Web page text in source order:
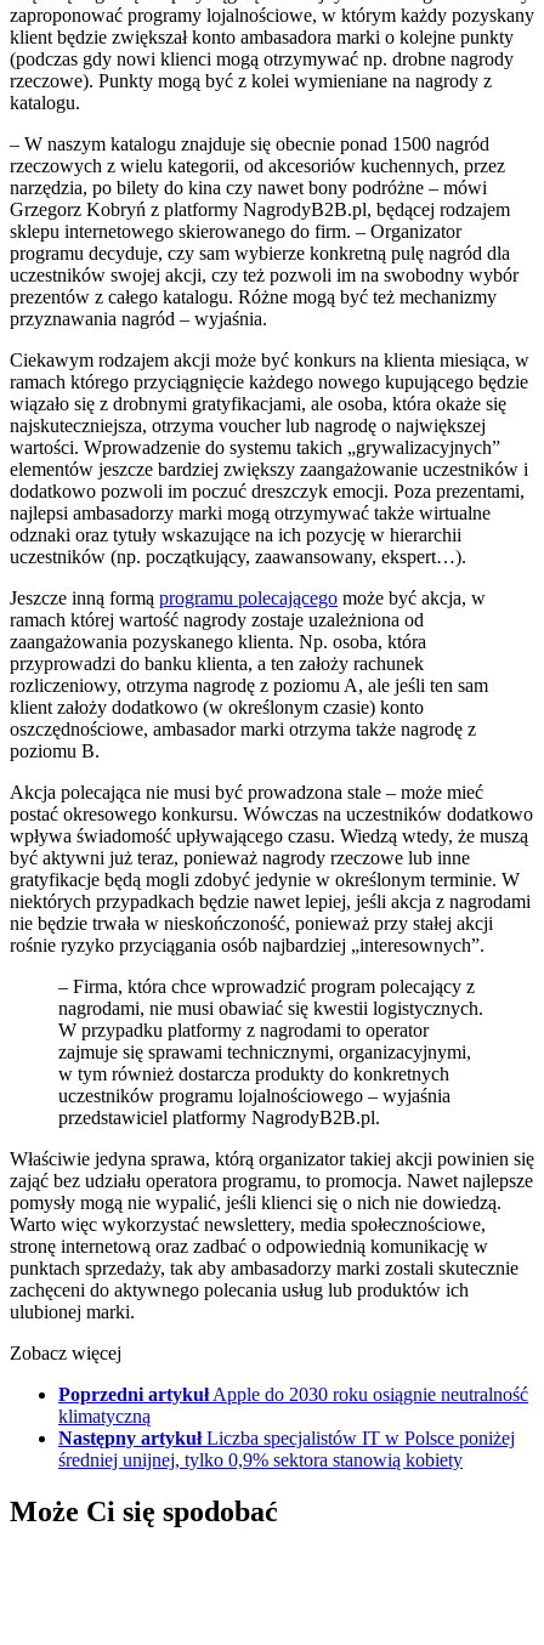
zaproponować programy lojalnościowe, w którym każdy pozyskany
klient będzie zwiększał konto ambasadora marki o kolejne punkty
(podczas gdy nowi klienci mogą otrzymywać np. drobne nagrody
rzeczowe). Punkty mogą być z kolei wymieniane na nagrody z
katalogu.
– W naszym katalogu znajduje się obecnie ponad 1500 nagród
rzeczowych z wielu kategorii, od akcesoriów kuchennych, przez
narzędzia, po bilety do kina czy nawet bony podróżne – mówi
Grzegorz Kobryń z platformy NagrodyB2B.pl, będącej rodzajem
sklepu internetowego skierowanego do firm. – Organizator
programu decyduje, czy sam wybierze konkretną pulę nagród dla
uczestników swojej akcji, czy też pozwoli im na swobodny wybór
prezentów z całego katalogu. Różne mogą być też mechanizmy
przyznawania nagród – wyjaśnia.
Ciekawym rodzajem akcji może być konkurs na klienta miesiąca, w
ramach którego przyciągnięcie każdego nowego kupującego będzie
wiązało się z drobnymi gratyfikacjami, ale osoba, która okaże się
najskuteczniejsza, otrzyma voucher lub nagrodę o największej
wartości. Wprowadzenie do systemu takich „grywalizacyjnych”
elementów jeszcze bardziej zwiększy zaangażowanie uczestników i
dodatkowo pozwoli im poczuć dreszczyk emocji. Poza prezentami,
najlepsi ambasadorzy marki mogą otrzymywać także wirtualne
odznaki oraz tytuły wskazujące na ich pozycję w hierarchii
uczestników (np. początkujący, zaawansowany, ekspert…).
Jeszcze inną formą programu polecającego może być akcja, w
ramach której wartość nagrody zostaje uzależniona od
zaangażowania pozyskanego klienta. Np. osoba, która
przyprowadzi do banku klienta, a ten założy rachunek
rozliczeniowy, otrzyma nagrodę z poziomu A, ale jeśli ten sam
klient założy dodatkowo (w określonym czasie) konto
oszczędnościowe, ambasador marki otrzyma także nagrodę z
poziomu B.
Akcja polecająca nie musi być prowadzona stale – może mieć
postać okresowego konkursu. Wówczas na uczestników dodatkowo
wpływa świadomość upływającego czasu. Wiedzą wtedy, że muszą
być aktywni już teraz, ponieważ nagrody rzeczowe lub inne
gratyfikacje będą mogli zdobyć jedynie w określonym terminie. W
niektórych przypadkach będzie nawet lepiej, jeśli akcja z nagrodami
nie będzie trwała w nieskończoność, ponieważ przy stałej akcji
rośnie ryzyko przyciągania osób najbardziej „interesownych”.
– Firma, która chce wprowadzić program polecający z
nagrodami, nie musi obawiać się kwestii logistycznych.
W przypadku platformy z nagrodami to operator
zajmuje się sprawami technicznymi, organizacyjnymi,
w tym również dostarcza produkty do konkretnych
uczestników programu lojalnościowego – wyjaśnia
przedstawiciel platformy NagrodyB2B.pl.
Właściwie jedyna sprawa, którą organizator takiej akcji powinien się
zająć bez udziału operatora programu, to promocja. Nawet najlepsze
pomysły mogą nie wypalić, jeśli klienci się o nich nie dowiedzą.
Warto więc wykorzystać newslettery, media społecznościowe,
stronę internetową oraz zadbać o odpowiednią komunikację w
punktach sprzedaży, tak aby ambasadorzy marki zostali skutecznie
zachęceni do aktywnego polecania usług lub produktów ich
ulubionej marki.
Zobacz więcej
Poprzedni artykuł Apple do 2030 roku osiągnie neutralność
klimatyczną
Następny artykuł Liczba specjalistów IT w Polsce poniżej
średniej unijnej, tylko 0,9% sektora stanowią kobiety
Może Ci się spodobać